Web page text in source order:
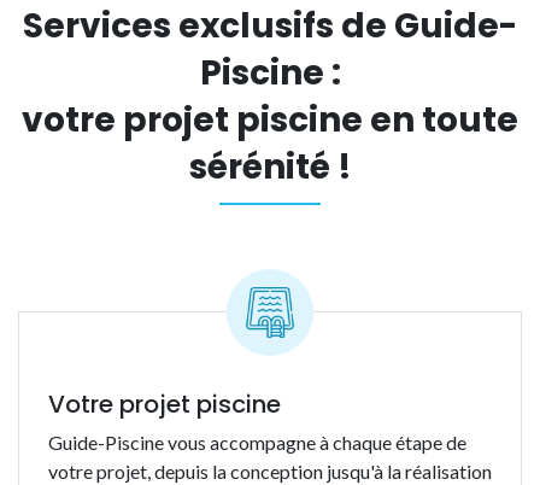
Services exclusifs de Guide-
Piscine :
votre projet piscine en toute
sérénité !
Votre projet piscine
Guide-Piscine vous accompagne à chaque étape de
votre projet, depuis la conception jusqu'à la réalisation